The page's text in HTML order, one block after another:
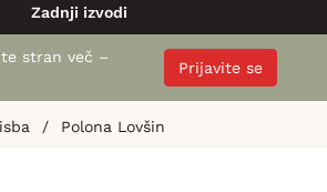
Zadnji izvodi
stran več –
Prijavite se
/ Polona Lovšin